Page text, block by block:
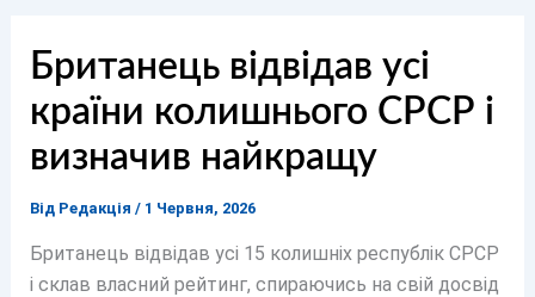
Британець відвідав усі
країни колишнього СРСР і
визначив найкращу
Від Редакція / 1 Червня, 2026
Британець відвідав усі 15 колишніх республік СРСР
і склав власний рейтинг, спираючись на свій досвід